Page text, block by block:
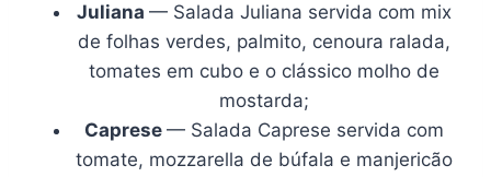
Juliana — Salada Juliana servida com mix
de folhas verdes, palmito, cenoura ralada,
tomates em cubo e o clássico molho de
mostarda;
Caprese — Salada Caprese servida com
tomate, mozzarella de búfala e manjericão